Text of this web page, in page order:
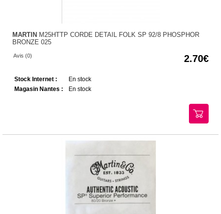
MARTIN M25HTTP CORDE DETAIL FOLK SP 92/8 PHOSPHOR
BRONZE 025
Avis (0) 2.70
Stock Internet :
En stock
Magasin Nantes :
En stock